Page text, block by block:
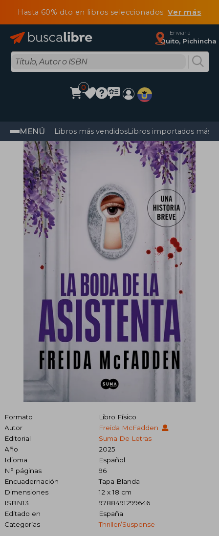
Hasta 60% dto en libros seleccionadosVer más
Enviar a
Quito, Pichincha
0
MENÚ Libros más vendidosLibros importados más
Formato
Libro Físico
Autor
Freida McFadden
Editorial
Suma De Letras
Año
2025
Idioma
Español
N° páginas
96
Encuadernación
Tapa Blanda
Dimensiones
12 x 18 cm
ISBN13
9788491299646
Editado en
España
Categorías
Thriller/suspense